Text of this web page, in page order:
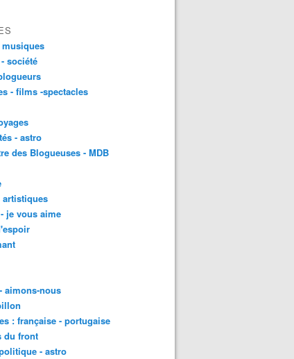
musiques
société
- films -spectacles
- astro
des Blogueuses - MDB
je vous aime
aimons-nous
: française - portugaise
du front
- astro